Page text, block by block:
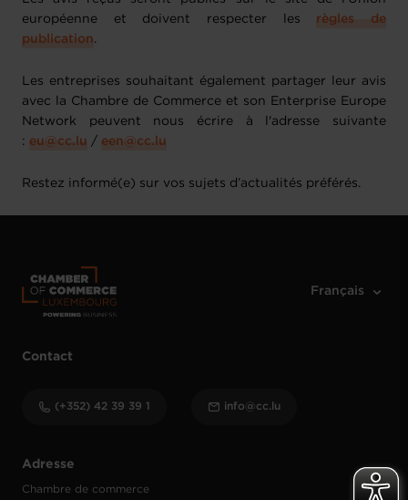
européenne et doivent respecter les règles de
publication.
Les entreprises souhaitant également partager leur avis
avec la Chambre de Commerce et son Enterprise Europe
Network peuvent nous écrire à l'adresse suivante
: eu@cc.lu / een@cc.lu
Restez informé(e) sur vos sujets d’actualités préférés.
Adresse
Chambre de commerce
Contact
(+352) 42 39 39 1 info@cc.lu